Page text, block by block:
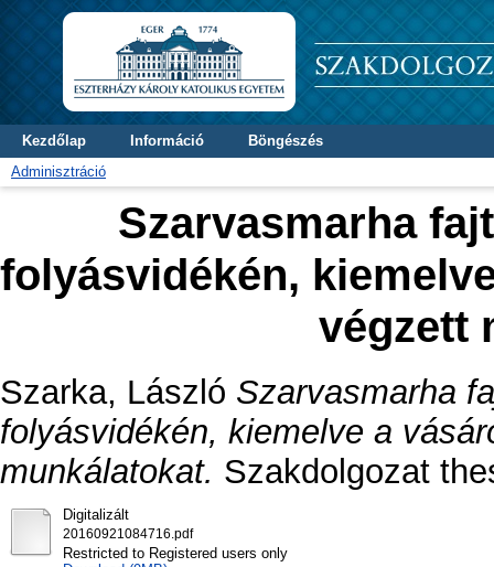
Kezdőlap Információ
Böngészés
Adminisztráció
Szarvasmarha
folyásvidékén,
végzett
Szarka, László Szarvasmarha
folyásvidékén, kiemelve a
munkálatokat. Szakdolgozat
Digitalizált
20160921084716.pdf
Restricted to Registered users only